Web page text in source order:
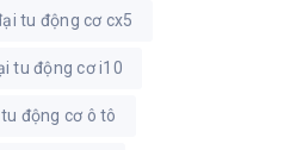
tu động cơ cx5
tu động cơ i10
động cơ ô tô